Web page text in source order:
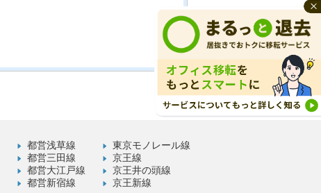
都営浅草線
都営三田線
都営大江戸線
都営新宿線
東京モノレール線
京王線
京王井の頭線
京王新線